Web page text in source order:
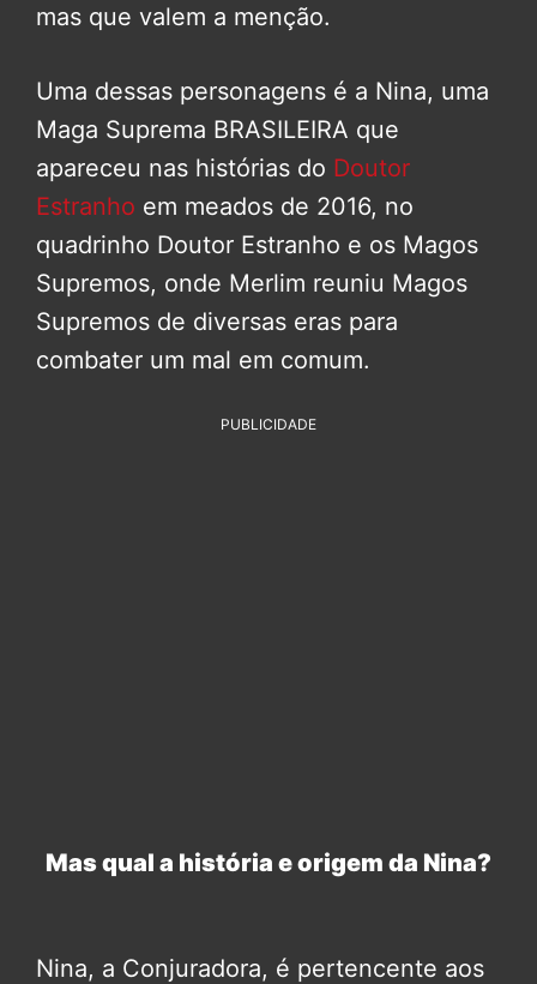
mas que valem a menção.
Uma dessas personagens é a Nina, uma
Maga Suprema BRASILEIRA que
apareceu nas histórias do Doutor
Estranho em meados de 2016, no
quadrinho Doutor Estranho e os Magos
Supremos, onde Merlim reuniu Magos
Supremos de diversas eras para
combater um mal em comum.
PUBLICIDADE
Mas qual a história e origem da Nina?
Nina, a Conjuradora, é pertencente aos